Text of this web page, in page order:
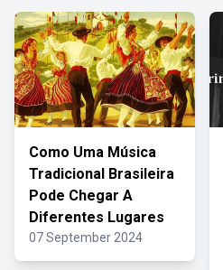
Como Uma Música
Tradicional Brasileira
Pode Chegar A
Diferentes Lugares
07 September 2024